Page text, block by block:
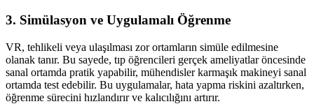
3. Simülasyon ve Uygulamalı Öğrenme
VR, tehlikeli veya ulaşılması zor ortamların simüle edilmesine
olanak tanır. Bu sayede, tıp öğrencileri gerçek ameliyatlar öncesinde
sanal ortamda pratik yapabilir, mühendisler karmaşık makineyi sanal
ortamda test edebilir. Bu uygulamalar, hata yapma riskini azaltırken,
öğrenme sürecini hızlandırır ve kalıcılığını artırır.